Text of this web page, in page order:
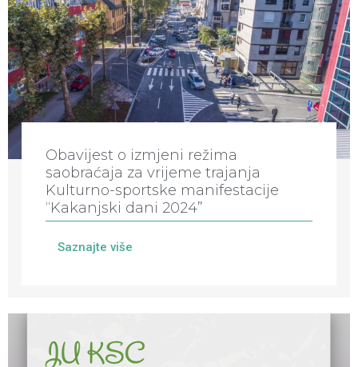
Obavijest o izmjeni režima
saobraćaja za vrijeme trajanja
Kulturno-sportske manifestacije
“Kakanjski dani 2024”
Saznajte više